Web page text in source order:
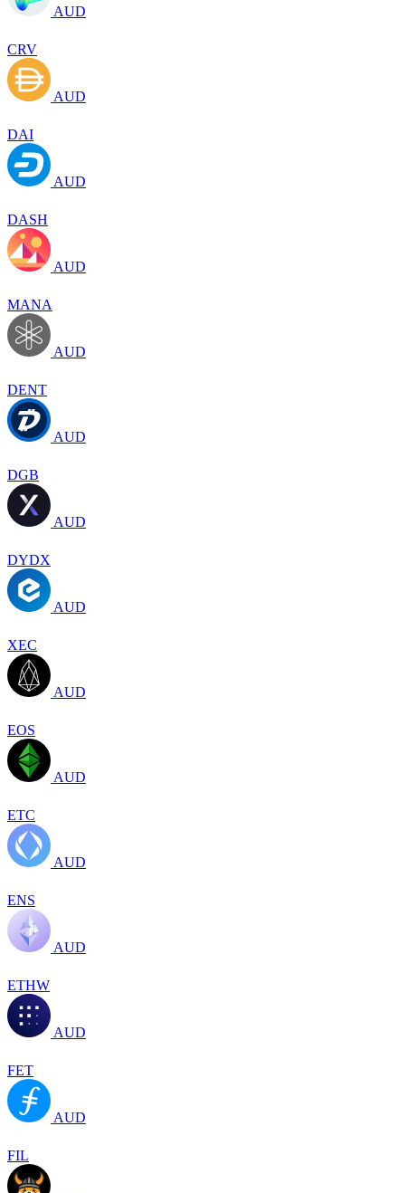
AUD
CRV
AUD
DAI
AUD
DASH
AUD
MANA
AUD
DENT
AUD
DGB
AUD
DYDX
AUD
XEC
AUD
EOS
AUD
ETC
AUD
ENS
AUD
ETHW
AUD
FET
AUD
FIL